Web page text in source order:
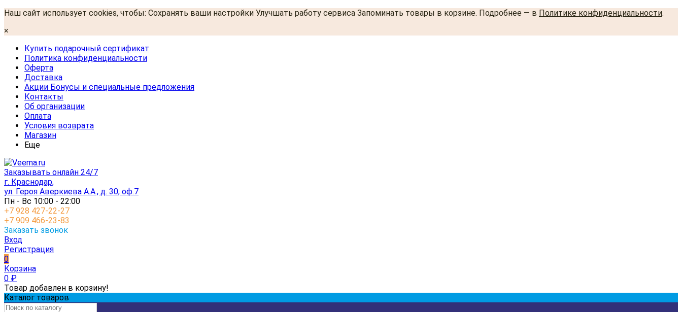
Наш сайт использует cookies, чтобы: Сохранять ваши настройки Улучшать работу сервиса Запоминать товары в корзине. Подробнее — в Политике конфиденциальности.
×
Купить подарочный сертификат
Политика конфиденциальности
Оферта
Доставка
Акции Бонусы и специальные предложения
Контакты
Об организации
Оплата
Условия возврата
Магазин
Еще
Заказывать онлайн 24/7
г. Краснодар,
ул. Героя Аверкиева А.А., д. 30, оф.7
Пн - Вс 10:00 - 22:00
+7 928 427-22-27
+7 909 466-23-83
Заказать звонок
Вход
Регистрация
0
Корзина
0 ₽
Товар добавлен в корзину!
Каталог товаров